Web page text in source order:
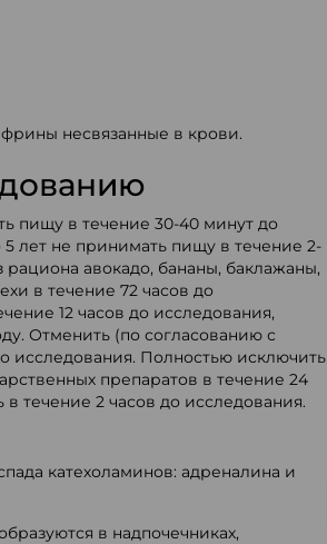
несвязанные в крови.
пищу в течение 30-40 минут до
5 лет не принимать пищу в течение 2-
авокадо, бананы, баклажаны,
в течение 72 часов до
12 часов до исследования,
Отменить (по согласованию с
исследования. Полностью исключить
препаратов в течение 24
течение 2 часов до исследования.
катехоламинов: адреналина и
в надпочечниках,